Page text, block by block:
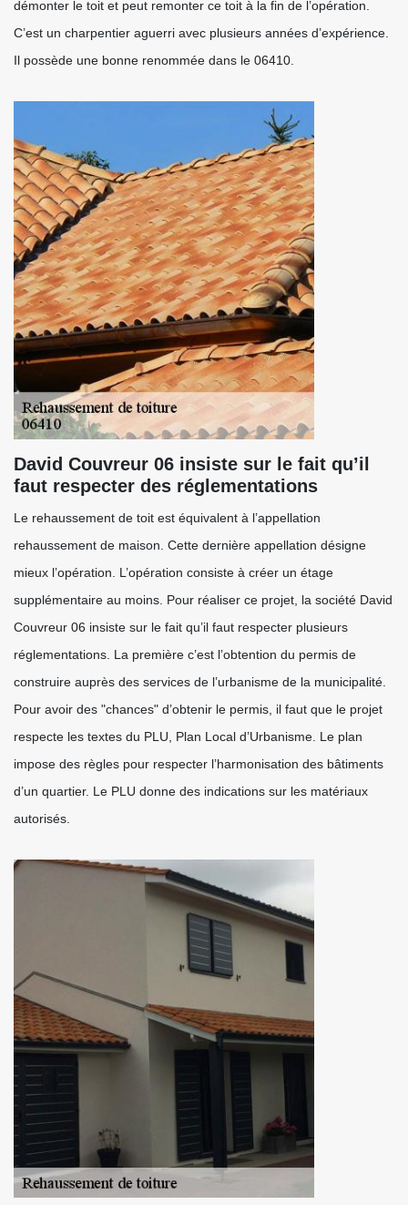
démonter le toit et peut remonter ce toit à la fin de l’opération.
C’est un charpentier aguerri avec plusieurs années d’expérience.
Il possède une bonne renommée dans le 06410.
David Couvreur 06 insiste sur le fait qu’il
faut respecter des réglementations
Le rehaussement de toit est équivalent à l’appellation
rehaussement de maison. Cette dernière appellation désigne
mieux l’opération. L’opération consiste à créer un étage
supplémentaire au moins. Pour réaliser ce projet, la société David
Couvreur 06 insiste sur le fait qu’il faut respecter plusieurs
réglementations. La première c’est l’obtention du permis de
construire auprès des services de l’urbanisme de la municipalité.
Pour avoir des "chances" d’obtenir le permis, il faut que le projet
respecte les textes du PLU, Plan Local d’Urbanisme. Le plan
impose des règles pour respecter l’harmonisation des bâtiments
d’un quartier. Le PLU donne des indications sur les matériaux
autorisés.